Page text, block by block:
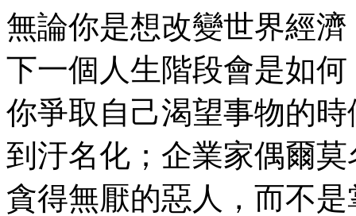
無論你是想改變世界經
下一個人生階段會是如
你爭取自己渴望事物的
到汙名化；企業家偶爾
貪得無厭的惡人，而不